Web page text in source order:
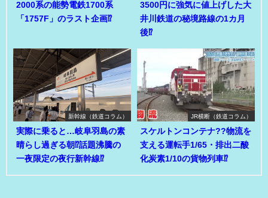
2000系の能勢電鉄1700系
「1757F」のラスト企画⁉
3500円に強気に値上げした大
井川鉄道の秘境路線の1カ月
後⁉
新幹線（鉄道コラム）
実際に乗ると…岐阜羽島の素
晴らし過ぎる朝⁉話題沸騰の
一夜限定の夜行新幹線⁉
JR横断（鉄道コラム）
スケルトンコンテナ??物流を
支える運転手1/65・排出二酸
化炭素1/10の貨物列車⁉